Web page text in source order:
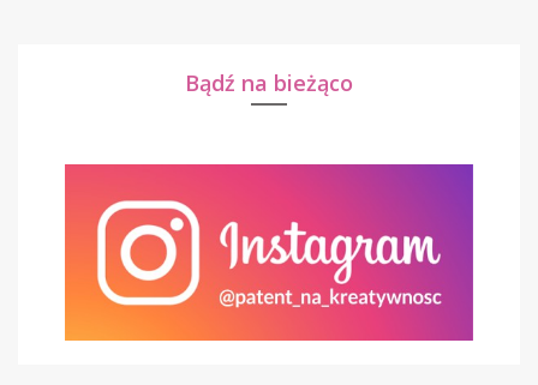
Bądź na bieżąco